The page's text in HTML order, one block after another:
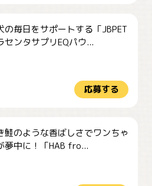
の毎日をサポートする「JBPET
センタサプリEQパウ...
応募する
鮭のような香ばしさでワンちゃ
夢中に！「HAB fro...